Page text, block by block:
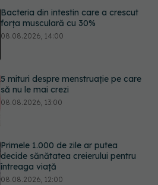
5 mituri despre menstruație pe care
să nu le mai crezi
Primele 1.000 de zile ar putea
decide sănătatea creierului pentru
întreaga viață
Analiza de sânge AST (SGOT): ce
înseamnă rezultatele și când sunt un
semnal de alarmă